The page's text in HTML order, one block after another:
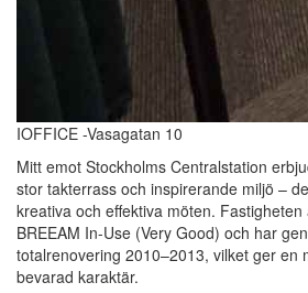
IOFFICE -Vasagatan 10
Mitt emot Stockholms Centralstation
stor takterrass och inspirerande miljö –
kreativa och effektiva möten.
BREEAM In-Use (Very Good) och har
totalrenovering 2010–2013, vilket ger en
bevarad karaktär.